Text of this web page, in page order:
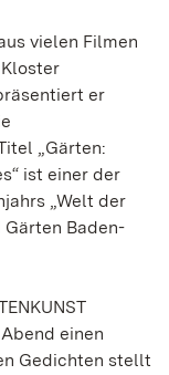
vielen Filmen
er
„Gärten:
ist einer der
„Welt der
Baden-
einen
Gedichten stellt